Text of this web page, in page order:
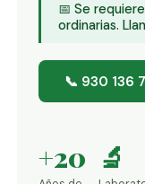
📅 Se requiere
ordinarias.
📞 930 136
+20 🔬